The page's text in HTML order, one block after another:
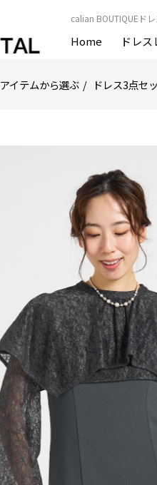
calian BOUTIQUEド
Home ドレ
アイテムから選ぶ ドレス3点セ